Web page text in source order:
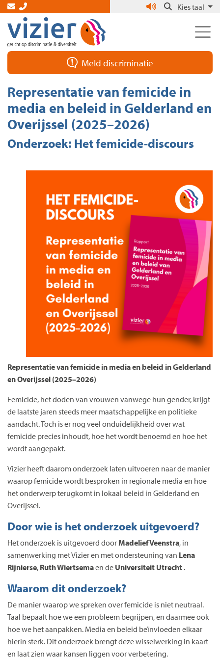
Skip
the
content
Kies taal
Meld discriminatie
Representatie van femicide in
media en beleid in Gelderland en
Overijssel (2025–2026)
Onderzoek: Het femicide-discours
Representatie van femicide in media en beleid in Gelderland
en Overijssel (2025–2026)
Femicide, het doden van vrouwen vanwege hun gender, krijgt
de laatste jaren steeds meer maatschappelijke en politieke
aandacht. Toch is er nog veel onduidelijkheid over wat
femicide precies inhoudt, hoe het wordt benoemd en hoe het
wordt aangepakt.
Vizier heeft daarom onderzoek laten uitvoeren naar de manier
waarop femicide wordt besproken in regionale media en hoe
het onderwerp terugkomt in lokaal beleid in Gelderland en
Overijssel.
Door wie is het onderzoek uitgevoerd?
Het onderzoek is uitgevoerd door Madelief Veenstra, in
samenwerking met Vizier en met ondersteuning van Lena
Rijnierse, Ruth Wiertsemaen de Universiteit Utrecht .
Waarom dit onderzoek?
De manier waarop we spreken over femicide is niet neutraal.
Taal bepaalt hoe we een probleem begrijpen, en daarmee ook
hoe we het aanpakken. Media en beleid beïnvloeden elkaar
hierin sterk. Dit onderzoek brengt deze wisselwerking in kaart
en laat zien waar kansen liggen voor verbetering.